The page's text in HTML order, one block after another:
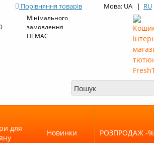
Порівняння товарів Мова: UA | RU
Мінімального
замовлення
НЕМАЄ
для
Новинки РОЗПРОДАЖ -%